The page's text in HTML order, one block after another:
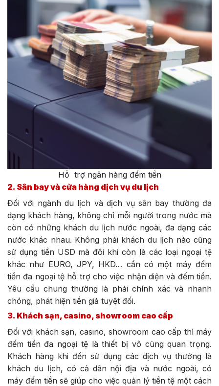
Hỗ trợ ngân hàng đếm tiền
2. Sân bay và cửa hàng dịch vụ du lịch
Đối với ngành du lịch và dịch vụ sân bay thường đa
dạng khách hàng, không chỉ mỗi người trong nước mà
còn có những khách du lịch nước ngoài, đa dạng các
nước khác nhau. Không phải khách du lịch nào cũng
sử dụng tiền USD mà đôi khi còn là các loại ngoại tệ
khác như EURO, JPY, HKD… cần có một máy đếm
tiền đa ngoại tệ hỗ trợ cho việc nhận diện và đếm tiền.
Yêu cầu chung thường là phải chính xác và nhanh
chóng, phát hiện tiền giả tuyệt đối.
3. Khách sạn, casino, showroom cao cấp
Đối với khách sạn, casino, showroom cao cấp thì máy
đếm tiền đa ngoại tệ là thiết bị vô cùng quan trọng.
Khách hàng khi đến sử dụng các dịch vụ thường là
khách du lịch, có cả dân nội địa và nước ngoài, có
máy đếm tiền sẽ giúp cho việc quản lý tiền tệ một cách